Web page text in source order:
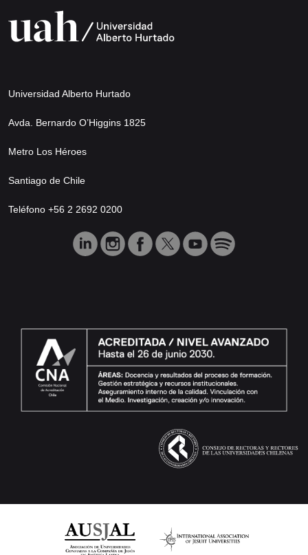
Universidad Alberto Hurtado
Avda. Bernardo O’Higgins 1825
Metro Los Héroes
Santiago de Chile
Teléfono +56 2 2692 0200